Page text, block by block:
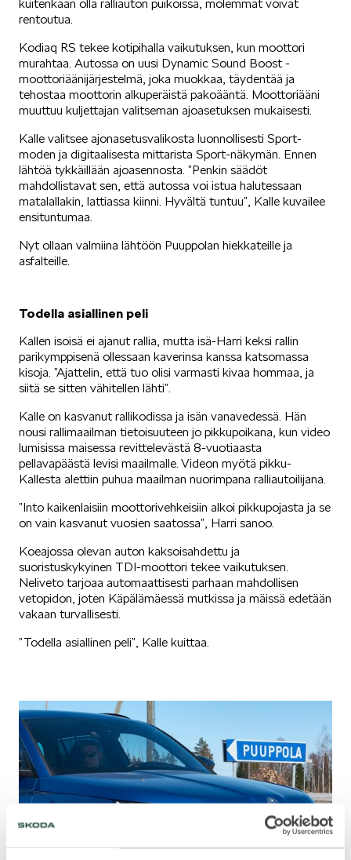
Mallit
FABIA
OCTAVIA
SCALA
KODIAQ
kuitenkaan olla ralliauton puikoissa, molemmat voivat
rentoutua.
Kodiaq RS tekee kotipihalla vaikutuksen, kun moottori
murahtaa. Autossa on uusi Dynamic Sound Boost -
moottoriäänijärjestelmä, joka muokkaa, täydentää ja
tehostaa moottorin alkuperäistä pakoääntä. Moottoriääni
muuttuu kuljettajan valitseman ajoasetuksen mukaisesti.
Kalle valitsee ajonasetusvalikosta luonnollisesti Sport-
moden ja digitaalisesta mittarista Sport-näkymän. Ennen
lähtöä tykkäillään ajoasennosta. ”Penkin säädöt
mahdollistavat sen, että autossa voi istua halutessaan
matalallakin, lattiassa kiinni. Hyvältä tuntuu”, Kalle kuvailee
ensituntumaa.
Nyt ollaan valmiina lähtöön Puuppolan hiekkateille ja
asfalteille.
Todella asiallinen peli
Kallen isoisä ei ajanut rallia, mutta isä-Harri keksi rallin
parikymppisenä ollessaan kaverinsa kanssa katsomassa
kisoja. ”Ajattelin, että tuo olisi varmasti kivaa hommaa, ja
siitä se sitten vähitellen lähti”.
Kalle on kasvanut rallikodissa ja isän vanavedessä. Hän
nousi rallimaailman tietoisuuteen jo pikkupoikana, kun video
lumisissa maisessa revittelevästä 8-vuotiaasta
pellavapäästä levisi maailmalle. Videon myötä pikku-
Kallesta alettiin puhua maailman nuorimpana ralliautoilijana.
”Into kaikenlaisiin moottorivehkeisiin alkoi pikkupojasta ja se
on vain kasvanut vuosien saatossa”, Harri sanoo.
Koeajossa olevan auton kaksoisahdettu ja
suoristuskykyinen TDI-moottori tekee vaikutuksen.
Neliveto tarjoaa automaattisesti parhaan mahdollisen
vetopidon, joten Käpälämäessä mutkissa ja mäissä edetään
vakaan turvallisesti.
”Todella asiallinen peli”, Kalle kuittaa.